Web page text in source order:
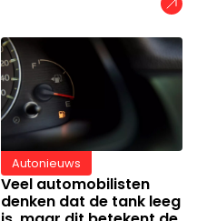
Autonieuws
Veel automobilisten
denken dat de tank leeg